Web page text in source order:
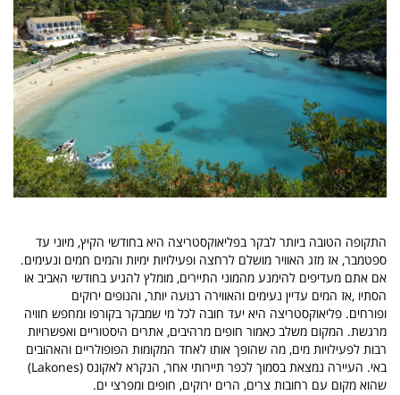
התקופה הטובה ביותר לבקר בפליאוקסטריצה היא בחודשי הקיץ, מיוני עד
ספטמבר, אז מזג האוויר מושלם לרחצה ופעילויות ימיות והמים חמים ונעימים.
אם אתם מעדיפים להימנע מהמוני התיירים, מומלץ להגיע בחודשי האביב או
הסתיו ,אז המים עדיין נעימים והאווירה רגועה יותר, והנופים ירוקים
ופורחים. פליאוקסטריצה היא יעד חובה לכל מי שמבקר בקורפו ומחפש חוויה
מרגשת. המקום משלב כאמור חופים מרהיבים, אתרים היסטוריים ואפשרויות
רבות לפעילויות מים, מה שהופך אותו לאחד המקומות הפופולריים והאהובים
באי.
העיירה נמצאת בסמוך לכפר תיירותי אחר, הנקרא לאקונס (Lakones)
שהוא מקום עם רחובות צרים, הרים ירוקים, חופים ומפרצי ים.